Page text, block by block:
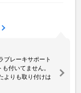
ブレーキサポート
付いてません。
よりも取り付けは